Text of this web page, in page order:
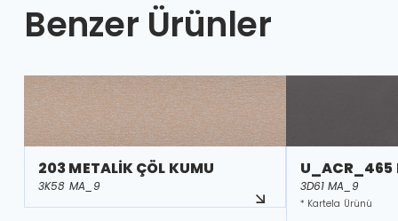
Benzer Ürünler
203 METALİK ÇÖL KUMU
3K58 MA_9
U_ACR_465
3D61 MA_9
* Kartela Ürünü